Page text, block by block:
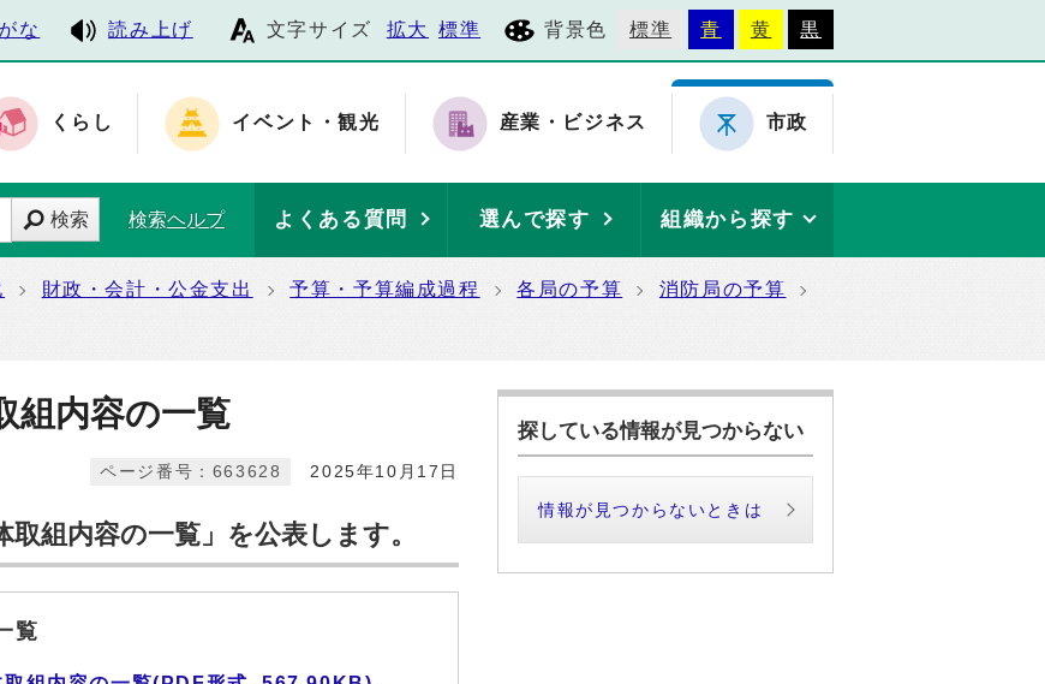
な 読み上げ 文字サイズ 拡大 標準 背景色 標準 青 黄 黒
くらし イベント・観光 産業・ビジネス 市政
検索 検索ヘルプ よくある質問 選んで探す 組織から探す
財政・会計・公金支出 予算・予算編成過程 各局の予算
消防局の予算
組内容の一覧
2025年10月17日
ページ番号：663628
組内容の一覧」を公表します。
覧
探している情報が見つからない
情報が見つからないときは